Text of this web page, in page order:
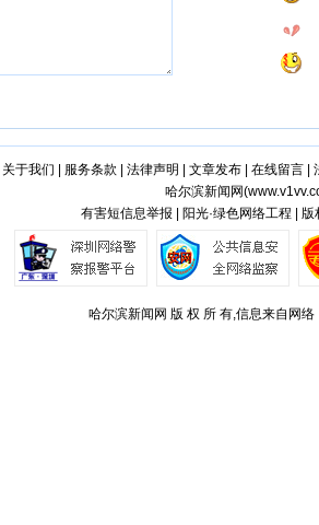
关于我们 服务条款 法律声明 文章发布| 在线留言|
哈尔滨新闻网(
有害短信息举报 | 阳光·绿色网络工程 |
哈尔滨新闻网 版 权 所 有,信息来自网